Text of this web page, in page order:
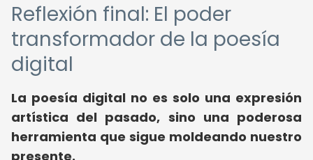
Reflexión final: El poder
transformador de la poesía
digital
La poesía digital no es solo una expresión
artística del pasado, sino una poderosa
herramienta que sigue moldeando nuestro
presente.